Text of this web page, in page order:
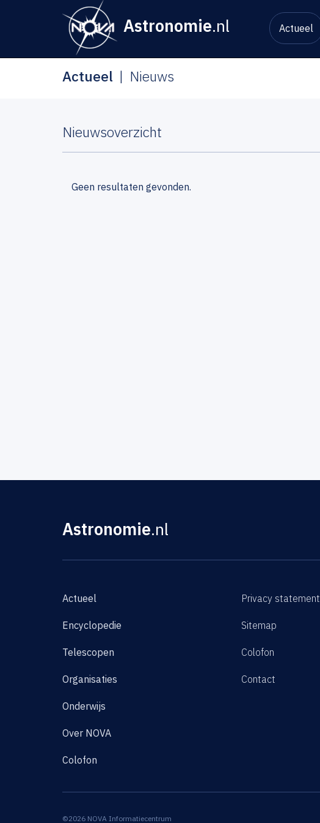
Astronomie.nl Actueel
Actueel Nieuws
Nieuwsoverzicht
Geen resultaten gevonden.
Astronomie.nl
Actueel
Encyclopedie
Telescopen
Organisaties
Onderwijs
Over NOVA
Colofon
Privacy statement
Sitemap
Colofon
Contact
©2026 NOVA Informatiecentrum